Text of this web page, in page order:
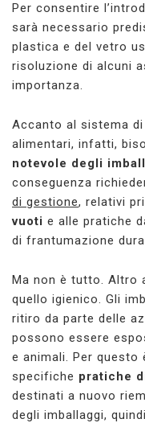
Per consentire
sarà necessario
plastica e del vetro
risoluzione di alcuni
importanza.
Accanto al sistema
alimentari, infatti,
notevole degli
conseguenza
di gestione, relativi
vuoti e alle pratiche
di frantumazione
Ma non è tutto. Altro
quello igienico. Gli
ritiro da parte delle
possono essere
e animali. Per questo
specifiche pratiche
destinati a nuovo
degli imballaggi,